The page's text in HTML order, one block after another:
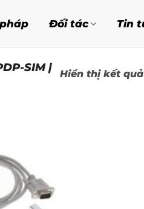
Đối tác Tin
SIM |
Hiển thị kết